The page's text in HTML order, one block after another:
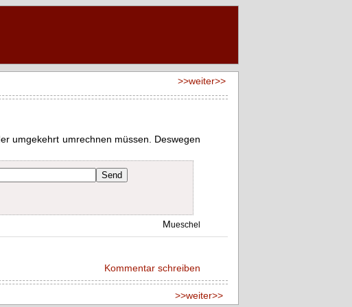
>>weiter>>
umgekehrt umrechnen müssen. Deswegen
Mueschel
Kommentar schreiben
>>weiter>>